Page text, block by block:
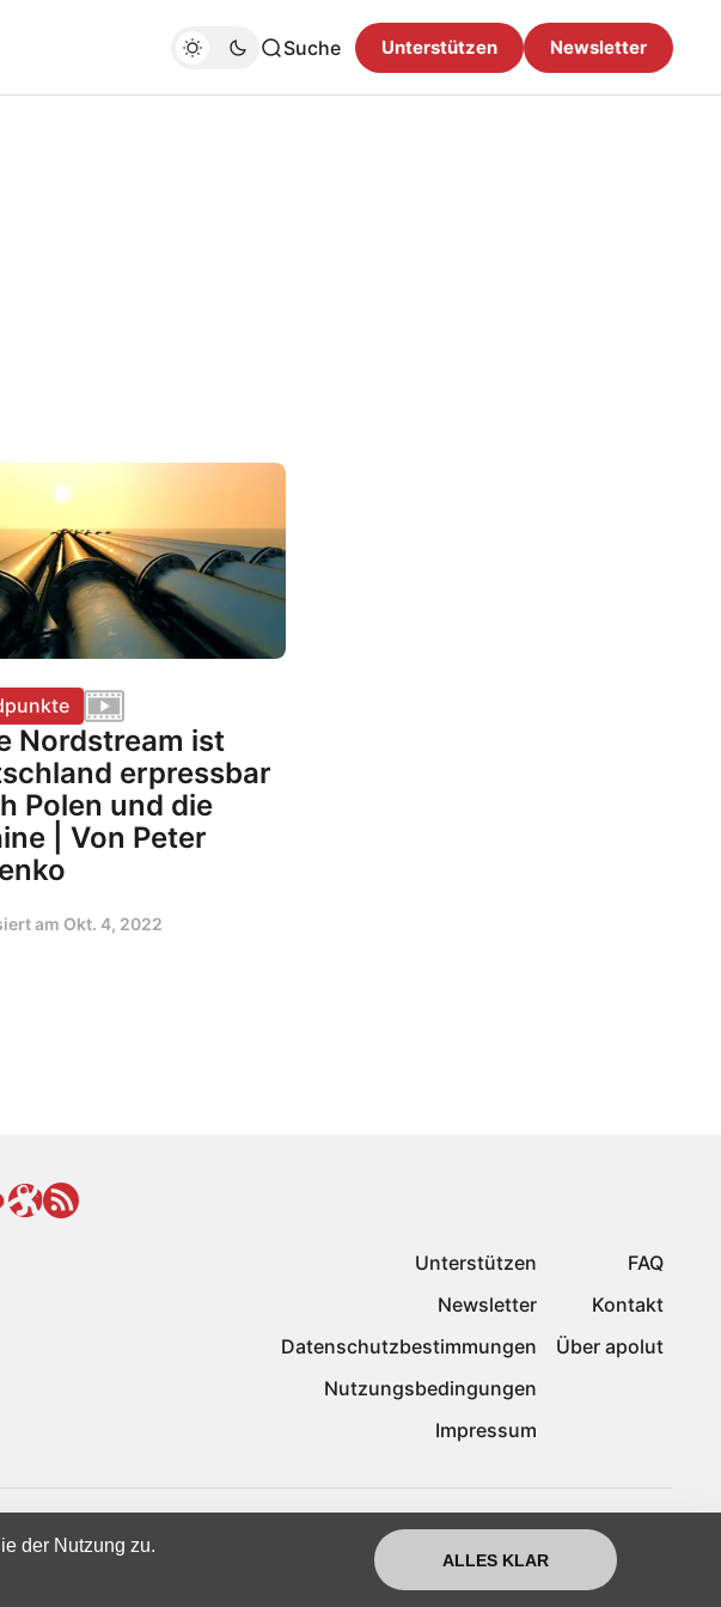
Suche Unterstützen Newsletter
Nordstream ist
erpressbar
Polen und die
| Von Peter
am Okt. 4, 2022
Unterstützen
Newsletter
Datenschutzbestimmungen
Nutzungsbedingungen
Impressum
FAQ
Kontakt
Über apolut
der Nutzung zu.
ALLES KLAR